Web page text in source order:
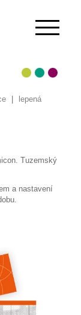
lepená
Tuzemský
a nastavení